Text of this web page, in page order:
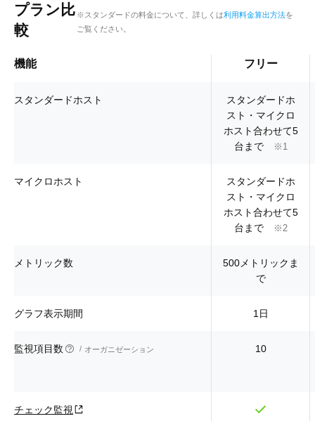
プラン比
較
※スタンダードの料金について、詳しくは利用料金算出方法を
ご覧ください。
機能 フリー
スタンダードホスト
スタンダードホ
スト・マイクロ
ホスト合わせて5
台まで
※1
マイクロホスト
スタンダードホ
スト・マイクロ
ホスト合わせて5
台まで
※2
メトリック数
500メトリックま
で
グラフ表示期間 1日
監視項目数 オーガニゼーション 10
チェック監視